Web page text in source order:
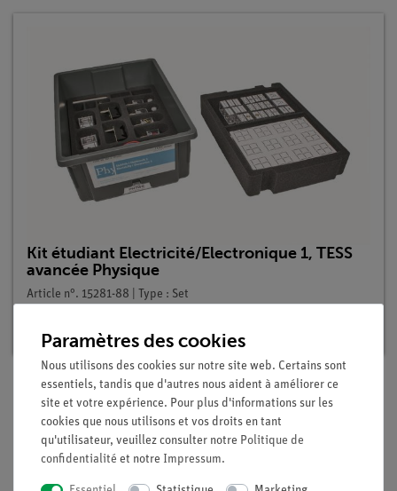
Kit étudiant Electricité/Electronique 1, TESS
avancée Physique
Article n°. 15281-88 | Type : Set
Contenu de livraison
Paramètres des cookies
Nous utilisons des cookies sur notre site web. Certains sont
essentiels, tandis que d'autres nous aident à améliorer ce
site et votre expérience. Pour plus d'informations sur les
cookies que nous utilisons et vos droits en tant
qu'utilisateur, veuillez consulter notre Politique de
confidentialité et notre Impressum.